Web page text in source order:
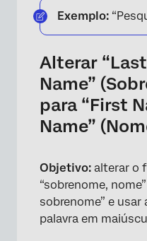
Exemplo:
Alterar
Name”
para “First
Name”
Objetivo: alterar o
“sobrenome,
sobrenome” e
palavra em